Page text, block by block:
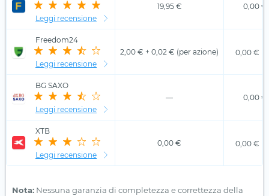
Leggi recensione
19,95 € 0,00 €
Freedom24
Leggi recensione
2,00 € + 0,02 € (per azione) 0,00 €
BG SAXO
Leggi recensione
— 0,00 €
XTB
Leggi recensione
0,00 € 0,00 €
Nota: Nessuna garanzia di completezza e correttezza della